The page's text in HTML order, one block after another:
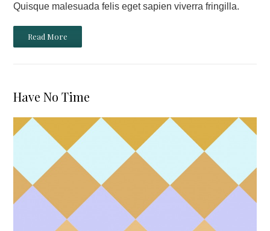
Quisque malesuada felis eget sapien viverra fringilla.
Read More
Have No Time